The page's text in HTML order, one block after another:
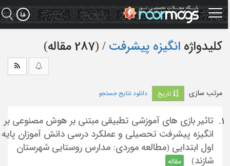
کلیدواژه انگیزه پیشرفت ‏/ (287 مقاله)
مرتب سازی تاریخ دانلود نتایج جستجو
1.
تاثیر بازی های آموزشی تطبیقی مبتنی بر هوش مصنوعی بر
انگیزه پیشرفت تحصیلی و عملکرد درسی دانش آموزان پایه
اول ابتدایی (مطالعه موردی: مدارس روستایی شهرستان
شازند)
مقاله